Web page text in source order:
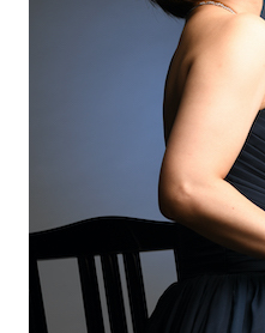
muevoクラウドファンディ
muevoコミュニティ
ぶいクラ！by muevo
ぶいコミュ！by muevo
ぶいマガ！ by muevo